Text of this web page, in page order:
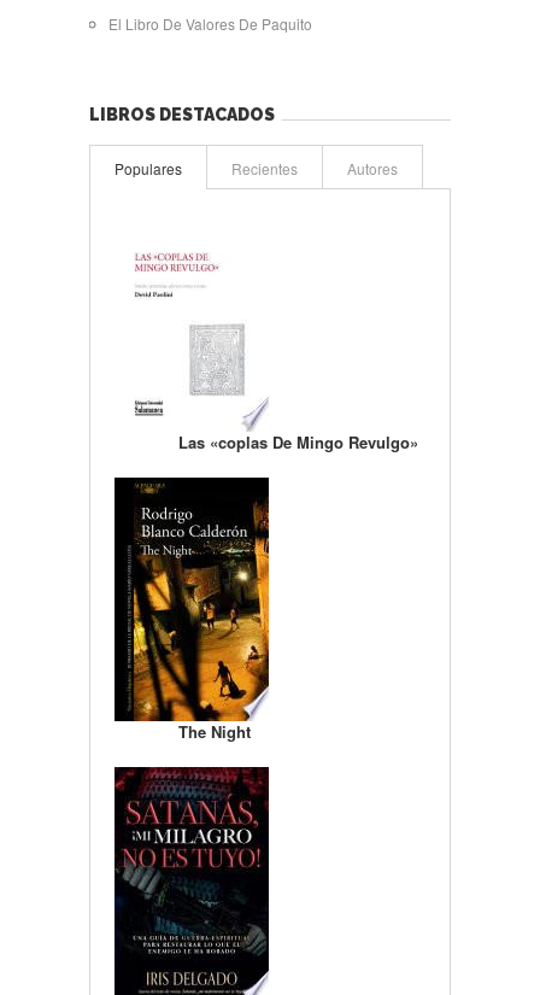
El Libro De Valores De Paquito
LIBROS DESTACADOS
Populares Recientes Autores
Las «coplas De Mingo Revulgo»
The Night